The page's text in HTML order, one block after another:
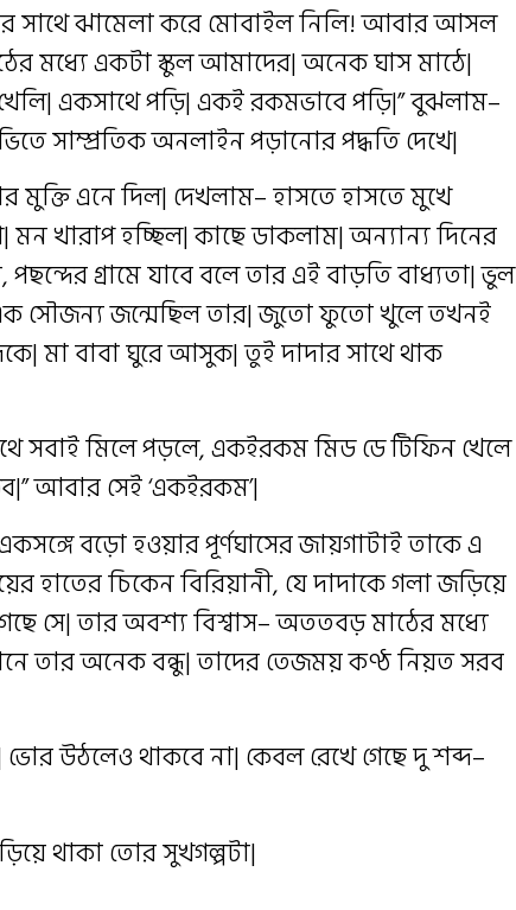
ঝামেলা করে মোবাইল নিলি! আবার আসল
মধ্যে একটা স্কুল আমাদের| অনেক ঘাস মাঠে|
একসাথে পড়ি| একই রকমভাবে পড়ি|” বুঝলাম–
সাম্প্রতিক অনলাইন পড়ানোর পদ্ধতি দেখে|
মুক্তি এনে দিল| দেখলাম– হাসতে হাসতে মুখে
মন খারাপ হচ্ছিল| কাছে ডাকলাম| অন্যান্য দিনের
গ্রামে যাবে বলে তার এই বাড়তি বাধ্যতা| ভুল
সৌজন্য জন্মেছিল তার| জুতো ফুতো খুলে তখনই
মা বাবা ঘুরে আসুক| তুই দাদার সাথে থাক
সবাই মিলে পড়লে, একইরকম মিড ডে টিফিন খেলে
আবার সেই ‘একইরকম’|
বড়ো হওয়ার পূর্ণঘাসের জায়গাটাই তাকে এ
হাতের চিকেন বিরিয়ানী, যে দাদাকে গলা জড়িয়ে
সে| তার অবশ্য বিশ্বাস– অততবড় মাঠের মধ্যে
তার অনেক বন্ধু| তাদের তেজময় কণ্ঠ নিয়ত সরব
উঠলেও থাকবে না| কেবল রেখে গেছে দু শব্দ–
থাকা তোর সুখগল্পটা|